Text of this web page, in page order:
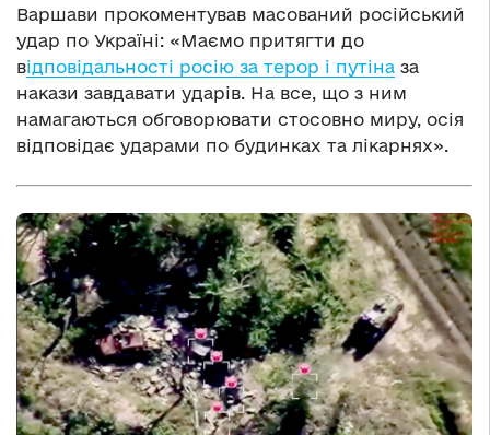
Варшави прокоментував масований російський
удар по Україні: «Маємо притягти до
відповідальності росію за терор і путіна за
накази завдавати ударів. На все, що з ним
намагаються обговорювати стосовно миру, осія
відповідає ударами по будинках та лікарнях».